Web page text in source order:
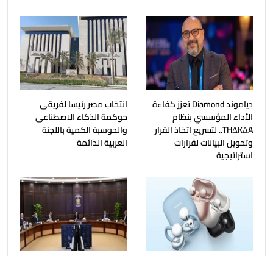
دياموند Diamond تعزز كفاءة
الأداء المؤسسي بنظام
THΔKΔA.. لتسريع اتخاذ القرار
وتحويل البيانات لقرارات
استراتيجية
انتخاب مصر رئيسا لفريقى
حوكمة الذكاء الاصطناعى
والحوسبة الكمية باللجنة
العربية الدائمة